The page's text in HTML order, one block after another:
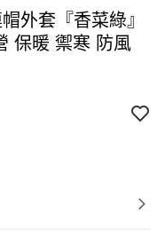
外套『香菜綠』
保暖 禦寒 防風